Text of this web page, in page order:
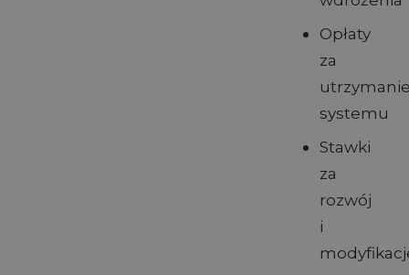
Opłaty
za
systemu
Stawki
za
rozwój
i